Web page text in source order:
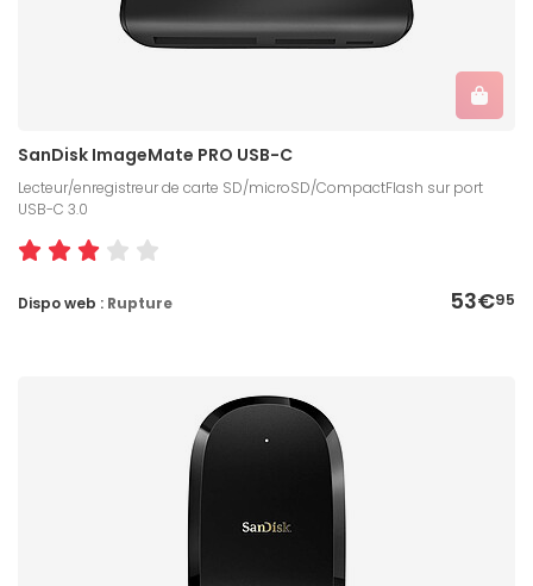
SanDisk ImageMate PRO USB-C
Lecteur/enregistreur de carte SD/microSD/CompactFlash sur port
USB-C 3.0
53€95
Dispo web : Rupture